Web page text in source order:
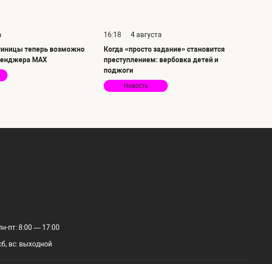
теперь возможно
MAX
16:18
4 августа
Когда «просто задание» становится
преступлением: вербовка детей и
поджоги
Новость
пт: 8:00 — 17:00
вс: выходной